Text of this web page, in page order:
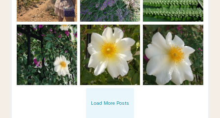
Load More Posts